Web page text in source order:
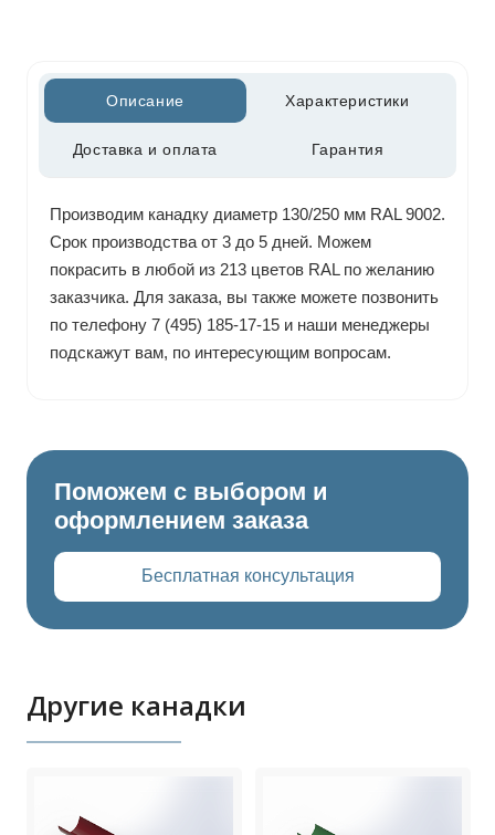
Описание Характеристики
Доставка и оплата Гарантия
Производим канадку диаметр 130/250 мм RAL 9002.
Срок производства от 3 до 5 дней. Можем
покрасить в любой из 213 цветов RAL по желанию
заказчика. Для заказа, вы также можете позвонить
по телефону 7 (495) 185-17-15 и наши менеджеры
подскажут вам, по интересующим вопросам.
Поможем с выбором и
оформлением заказа
Бесплатная консультация
Другие канадки